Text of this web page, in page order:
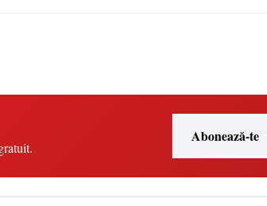
Abonează-te